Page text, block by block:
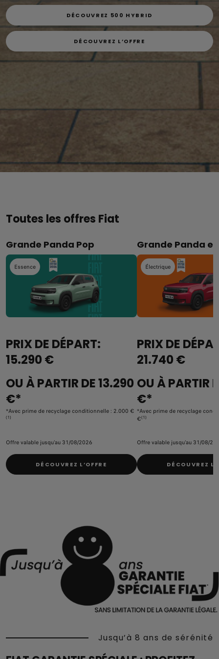
DÉCOUVREZ 500 HYBRID
DÉCOUVREZ L’OFFRE
DÉCOUVREZ L'OFFRE
DÉCOUVREZ 500 HYBRID
DÉCOUVREZ L’OFFRE
Toutes les offres Fiat
Grande Panda Pop
Essence
PRIX DE DÉPART:
15.290 €
OU À PARTIR DE 13.290
€*
*Avec prime de recyclage conditionnelle : 2.000 €
(1)
Offre valable jusqu'au 31/08/2026
DÉCOUVREZ L’OFFRE
Grande Panda
Électrique
PRIX DE
21.740 €
OU À PARTIR
€*
*Avec prime de recyclage
€(1)
Offre valable jusqu'au 31/08/
DÉCOUVREZ
Jusqu’à 8 ans de sérénité